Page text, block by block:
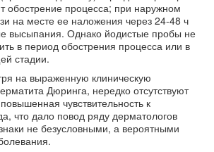
обострение процесса; при наружном
на месте ее наложения через 24-48 ч
высыпания. Однако йодистые пробы не
в период обострения процесса или в
стадии.
на выраженную клиническую
Дюринга, нередко отсутствуют
чувствительность к
что дало повод ряду дерматологов
не безусловными, а вероятными